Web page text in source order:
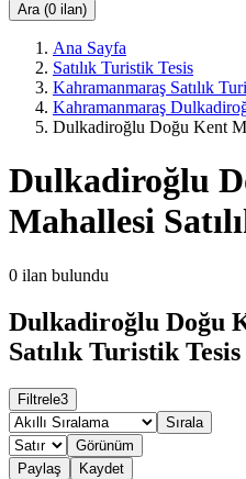
Ara (0 ilan)
Ana Sayfa
Satılık Turistik Tesis
Kahramanmaraş Satılık
Kahramanmaraş
Dulkadiroğlu Doğu Kent
Dulkadiroğlu
Mahallesi
0 ilan bulundu
Dulkadiroğlu Doğu
Satılık Turistik
Filtrele3
Sırala
Görünüm
Paylaş
Kaydet